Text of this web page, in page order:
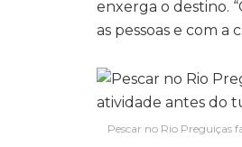
enxerga o destino.
as pessoas e com a
Pescar no Rio Preguiças